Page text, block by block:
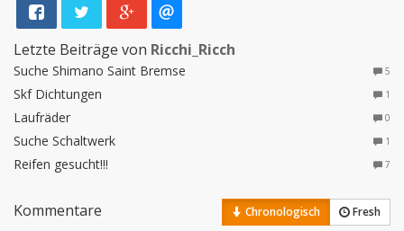
Letzte Beiträge von Ricchi_Ricch
Suche Shimano Saint Bremse 5
Skf Dichtungen 1
Laufräder 0
Suche Schaltwerk 1
Reifen gesucht!!! 7
Kommentare Chronologisch Fresh